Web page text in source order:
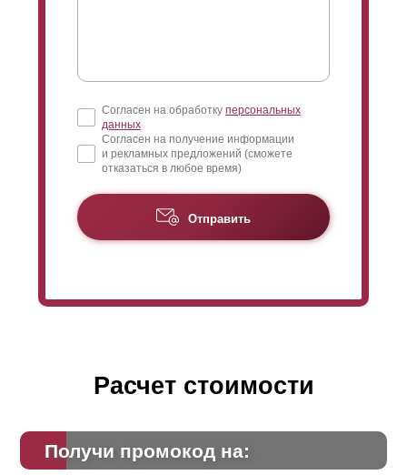
Согласен на обработку персональных
данных
Согласен на получение информации
и рекламных предложений (сможете
отказаться в любое время)
Отправить
Расчет стоимости
Получи промокод на: